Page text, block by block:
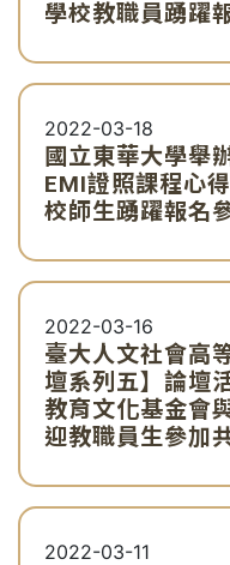
學校教職員踴躍
2022-03-18
國立東華大學舉
EMI證照課程心
校師生踴躍報名
2022-03-16
臺大人文社會高
壇系列五】論壇
教育文化基金會
迎教職員生參加
2022-03-11